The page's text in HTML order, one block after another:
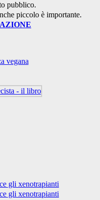
pubblico.
piccolo è importante.
gli xenotrapianti
gli xenotrapianti